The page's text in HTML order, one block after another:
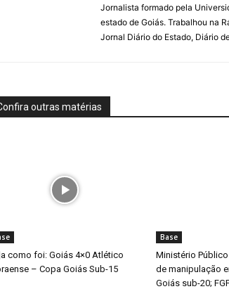
Jornalista formado pela
estado de Goiás. Trabalhou na
Jornal Diário do Estado, Diário
outras matérias
como foi: Goiás 4×0 Atlético
– Copa Goiás Sub-15
Base
Ministério
de manipulação
Goiás sub-20;